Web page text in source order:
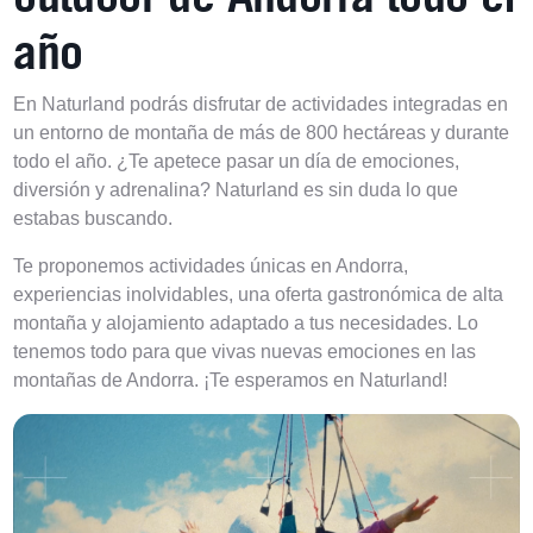
año
En Naturland podrás disfrutar de actividades integradas en
un entorno de montaña de más de 800 hectáreas y durante
todo el año. ¿Te apetece pasar un día de emociones,
diversión y adrenalina? Naturland es sin duda lo que
estabas buscando.
Te proponemos actividades únicas en Andorra,
experiencias inolvidables, una oferta gastronómica de alta
montaña y alojamiento adaptado a tus necesidades. Lo
tenemos todo para que vivas nuevas emociones en las
montañas de Andorra. ¡Te esperamos en Naturland!